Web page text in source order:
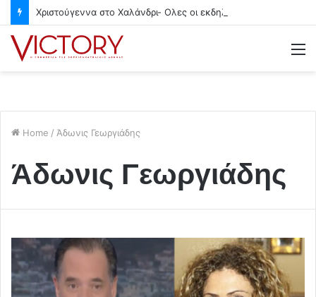
Home / Άδωνις Γεωργιάδης
Άδωνις Γεωργιάδης